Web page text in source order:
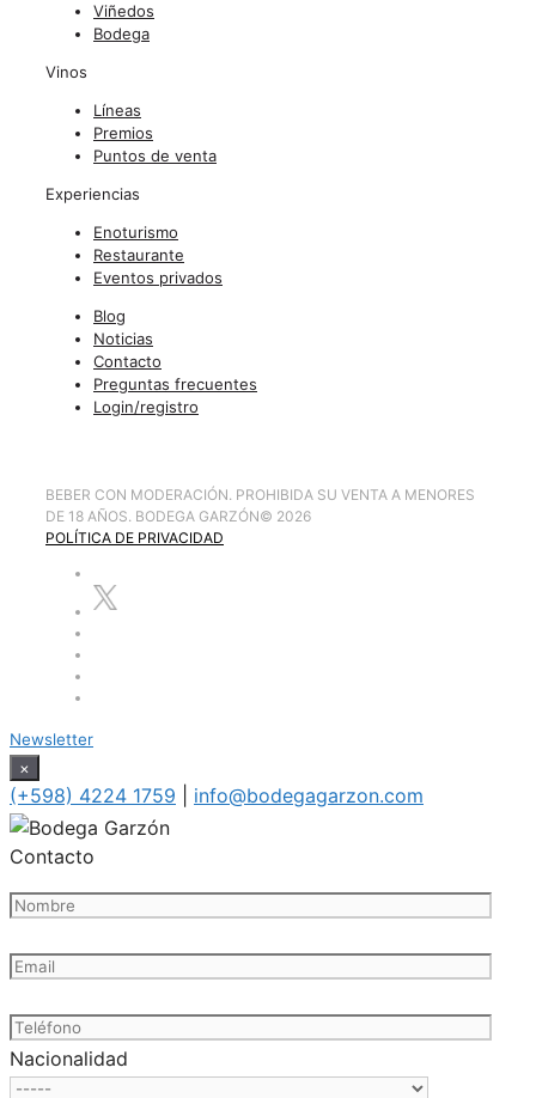
Viñedos
Bodega
Vinos
Líneas
Premios
Puntos de venta
Experiencias
Enoturismo
Restaurante
Eventos privados
Blog
Noticias
Contacto
Preguntas frecuentes
Login/registro
BEBER CON MODERACIÓN. PROHIBIDA SU VENTA A MENORES
DE 18 AÑOS. BODEGA GARZÓN© 2026
POLÍTICA DE PRIVACIDAD
Newsletter
×
(+598) 4224 1759 info@bodegagarzon.com
Contacto
Nacionalidad